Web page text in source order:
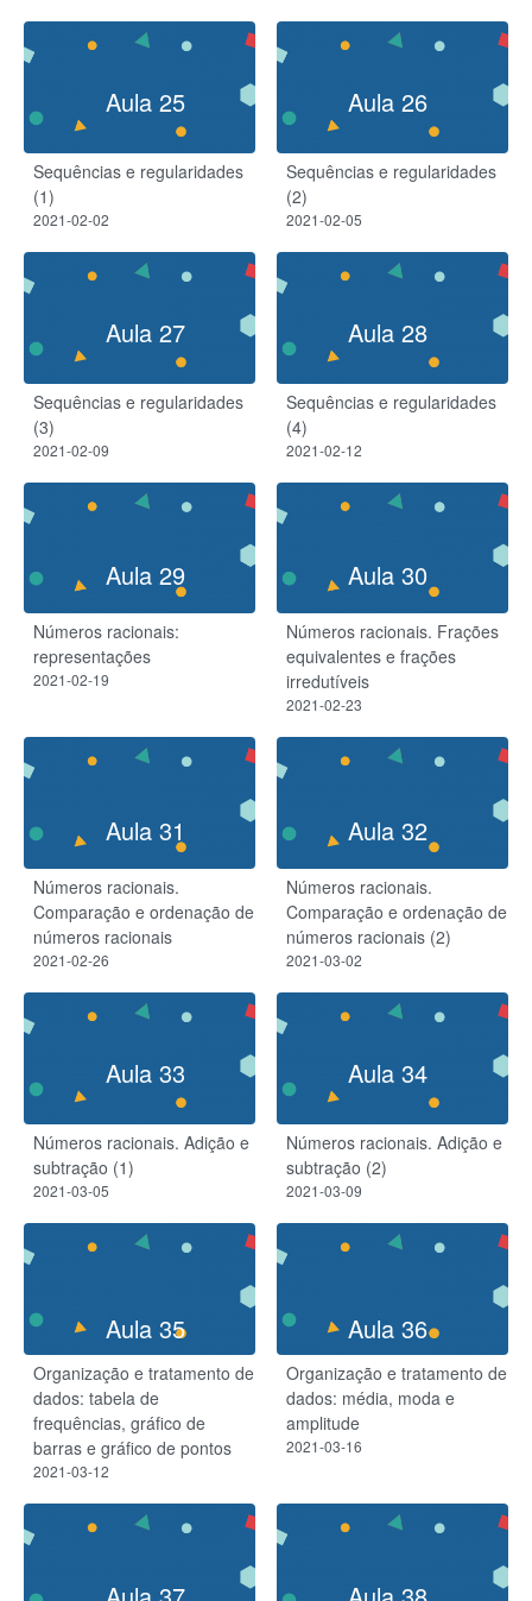
Aula 25
Sequências e regularidades
(1)
2021-02-02
Aula 26
Sequências e regularidades
(2)
2021-02-05
Aula 27
Sequências e regularidades
(3)
2021-02-09
Aula 28
Sequências e regularidades
(4)
2021-02-12
Aula 29
Números racionais:
representações
2021-02-19
Aula 30
Números racionais. Frações
equivalentes e frações
irredutíveis
2021-02-23
Aula 31
Números racionais.
Comparação e ordenação de
números racionais
2021-02-26
Aula 32
Números racionais.
Comparação e ordenação de
números racionais (2)
2021-03-02
Aula 33
Números racionais. Adição e
subtração (1)
2021-03-05
Aula 34
Números racionais. Adição e
subtração (2)
2021-03-09
Aula 35
Organização e tratamento de
dados: tabela de
frequências, gráfico de
barras e gráfico de pontos
2021-03-12
Aula 36
Organização e tratamento de
dados: média, moda e
amplitude
2021-03-16